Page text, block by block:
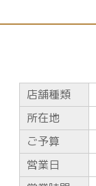
店舗種類
所在地
ご予算
営業日